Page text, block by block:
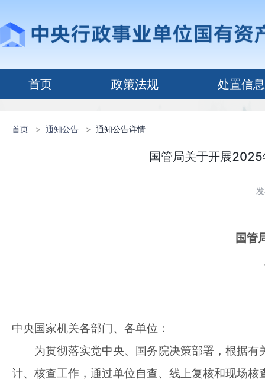
首页 政策法规 处置信
首页 > 通知公告 > 通知公告详情
国管局关于开展2025
国管
中央国家机关各部门、各单位：
为贯彻落实党中央、国务院决策部署， 根据有
计、核查工作，通过单位自查、线上复核和现场核